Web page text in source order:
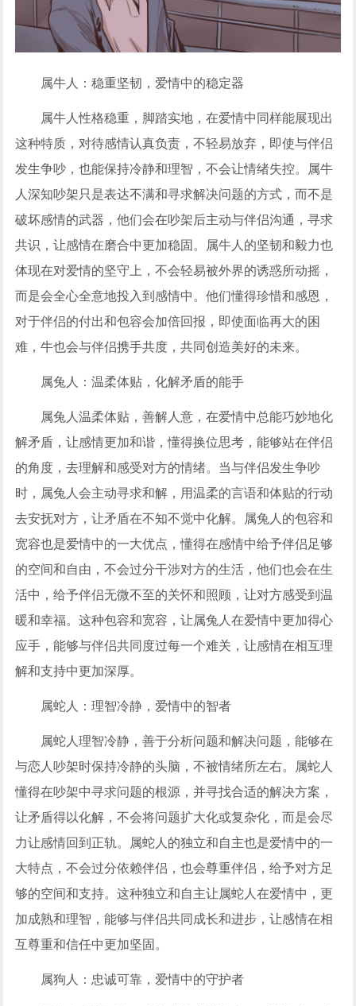
属牛人：稳重坚韧，爱情中的稳定器
属牛人性格稳重，脚踏实地，在爱情中同样能展现出
这种特质，对待感情认真负责，不轻易放弃，即使与伴侣
发生争吵，也能保持冷静和理智，不会让情绪失控。属牛
人深知吵架只是表达不满和寻求解决问题的方式，而不是
破坏感情的武器，他们会在吵架后主动与伴侣沟通，寻求
共识，让感情在磨合中更加稳固。属牛人的坚韧和毅力也
体现在对爱情的坚守上，不会轻易被外界的诱惑所动摇，
而是会全心全意地投入到感情中。他们懂得珍惜和感恩，
对于伴侣的付出和包容会加倍回报，即使面临再大的困
难，牛也会与伴侣携手共度，共同创造美好的未来。
属兔人：温柔体贴，化解矛盾的能手
属兔人温柔体贴，善解人意，在爱情中总能巧妙地化
解矛盾，让感情更加和谐，懂得换位思考，能够站在伴侣
的角度，去理解和感受对方的情绪。当与伴侣发生争吵
时，属兔人会主动寻求和解，用温柔的言语和体贴的行动
去安抚对方，让矛盾在不知不觉中化解。属兔人的包容和
宽容也是爱情中的一大优点，懂得在感情中给予伴侣足够
的空间和自由，不会过分干涉对方的生活，他们也会在生
活中，给予伴侣无微不至的关怀和照顾，让对方感受到温
暖和幸福。这种包容和宽容，让属兔人在爱情中更加得心
应手，能够与伴侣共同度过每一个难关，让感情在相互理
解和支持中更加深厚。
属蛇人：理智冷静，爱情中的智者
属蛇人理智冷静，善于分析问题和解决问题，能够在
与恋人吵架时保持冷静的头脑，不被情绪所左右。属蛇人
懂得在吵架中寻求问题的根源，并寻找合适的解决方案，
让矛盾得以化解，不会将问题扩大化或复杂化，而是会尽
力让感情回到正轨。属蛇人的独立和自主也是爱情中的一
大特点，不会过分依赖伴侣，也会尊重伴侣，给予对方足
够的空间和支持。这种独立和自主让属蛇人在爱情中，更
加成熟和理智，能够与伴侣共同成长和进步，让感情在相
互尊重和信任中更加坚固。
属狗人：忠诚可靠，爱情中的守护者